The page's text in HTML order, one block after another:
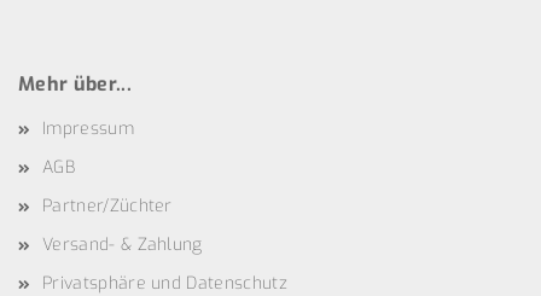
Mehr über...
Impressum
AGB
Partner/Züchter
Versand- & Zahlung
Privatsphäre und Datenschutz